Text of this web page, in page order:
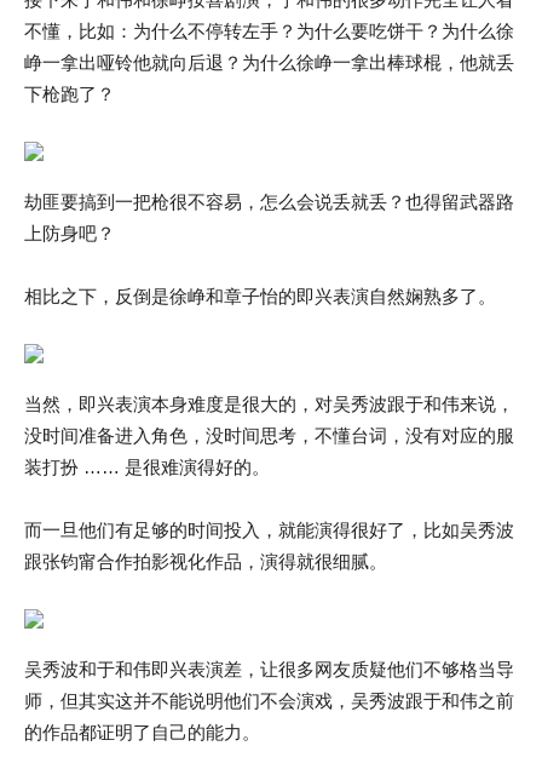
不懂，比如：为什么不停转左手？为什么要吃饼干？为什么徐
峥一拿出哑铃他就向后退？为什么徐峥一拿出棒球棍，他就丢
下枪跑了？
劫匪要搞到一把枪很不容易，怎么会说丢就丢？也得留武器路
上防身吧？
相比之下，反倒是徐峥和章子怡的即兴表演自然娴熟多了。
当然，即兴表演本身难度是很大的，对吴秀波跟于和伟来说，
没时间准备进入角色，没时间思考，不懂台词，没有对应的服
装打扮 …… 是很难演得好的。
而一旦他们有足够的时间投入，就能演得很好了，比如吴秀波
跟张钧甯合作拍影视化作品，演得就很细腻。
吴秀波和于和伟即兴表演差，让很多网友质疑他们不够格当导
师，但其实这并不能说明他们不会演戏，吴秀波跟于和伟之前
的作品都证明了自己的能力。